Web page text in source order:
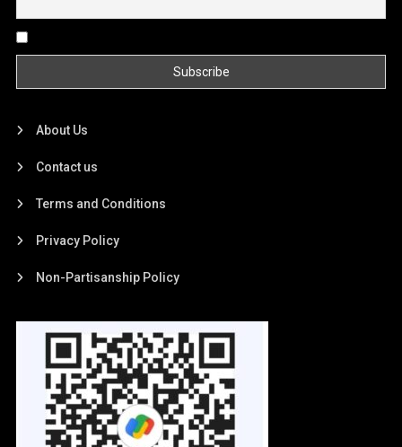
About Us
Contact us
Terms and Conditions
Privacy Policy
Non-Partisanship Policy